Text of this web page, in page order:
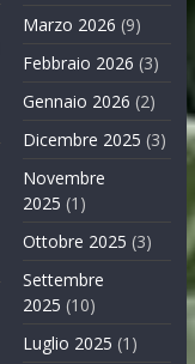
Marzo 2026 (9)
Febbraio 2026 (3)
Gennaio 2026 (2)
Dicembre 2025 (3)
Novembre
2025 (1)
Ottobre 2025 (3)
Settembre
2025 (10)
Luglio 2025 (1)